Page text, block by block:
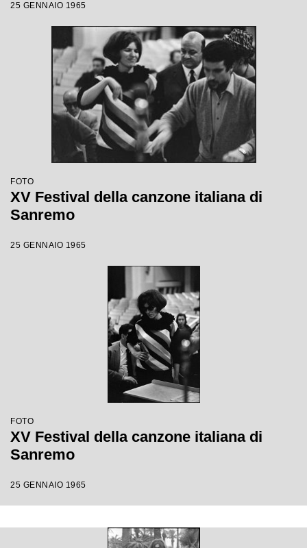
25 GENNAIO 1965
FOTO
XV Festival della canzone italiana di
Sanremo
25 GENNAIO 1965
FOTO
XV Festival della canzone italiana di
Sanremo
25 GENNAIO 1965